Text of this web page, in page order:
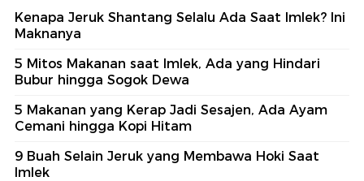
Kenapa Jeruk Shantang Selalu Ada Saat Imlek? Ini
Maknanya
5 Mitos Makanan saat Imlek, Ada yang Hindari
Bubur hingga Sogok Dewa
5 Makanan yang Kerap Jadi Sesajen, Ada Ayam
Cemani hingga Kopi Hitam
9 Buah Selain Jeruk yang Membawa Hoki Saat
Imlek